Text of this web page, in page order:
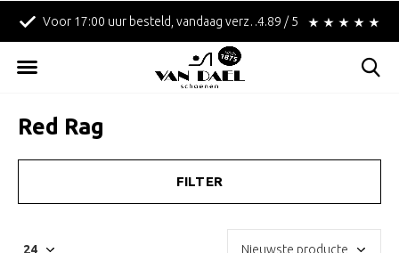
Voor 17:00 uur besteld, vandaag verzonden! Betaal achteraf met
4.89 / 5
Red Rag
FILTER